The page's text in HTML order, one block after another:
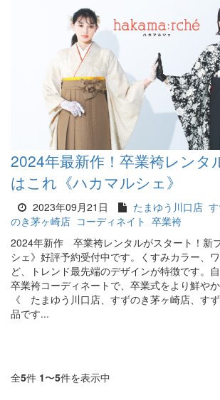
2024年最新作！卒業袴レンタ
はこれ《ハカマルシェ》
2023年09月21日 たまゆう川口店
のき茅ヶ崎店 コーディネイト 卒業袴
2024年新作 卒業袴レンタルがスタート！新
シェ》好評予約受付中です。くすみカラー、
ど、トレンド最先端のデザインが特徴です。
卒業袴コーディネートで、卒業式をより鮮や
《 たまゆう川口店、すずのき茅ヶ崎店、す
品です...
全5件 1〜5件を表示中